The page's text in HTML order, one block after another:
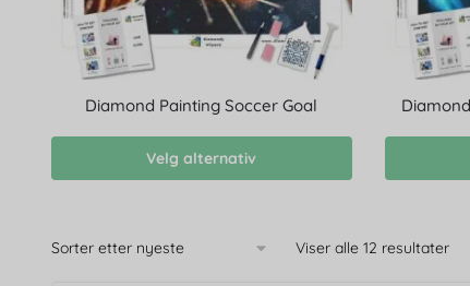
Diamond Painting Soccer Goal
Velg alternativ
Viser alle 12 resultater